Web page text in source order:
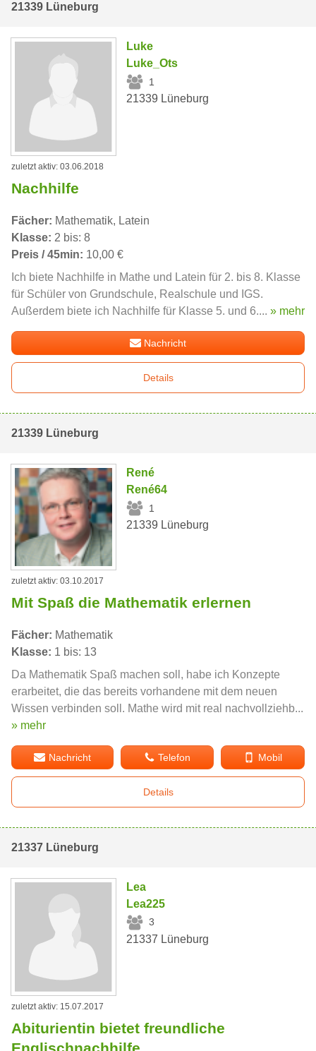
21339 Lüneburg
Luke
Luke_Ots
1
21339 Lüneburg
zuletzt aktiv: 03.06.2018
Nachhilfe
Fächer: Mathematik, Latein
Klasse: 2 bis: 8
Preis / 45min: 10,00 €
Ich biete Nachhilfe in Mathe und Latein für 2. bis 8. Klasse
für Schüler von Grundschule, Realschule und IGS.
Außerdem biete ich Nachhilfe für Klasse 5. und 6.... » mehr
Nachricht
Details
21339 Lüneburg
René
René64
1
21339 Lüneburg
zuletzt aktiv: 03.10.2017
Mit Spaß die Mathematik erlernen
Fächer: Mathematik
Klasse: 1 bis: 13
Da Mathematik Spaß machen soll, habe ich Konzepte
erarbeitet, die das bereits vorhandene mit dem neuen
Wissen verbinden soll. Mathe wird mit real nachvollziehb...
» mehr
Nachricht Telefon Mobil
Details
21337 Lüneburg
Lea
Lea225
3
21337 Lüneburg
zuletzt aktiv: 15.07.2017
Abiturientin bietet freundliche